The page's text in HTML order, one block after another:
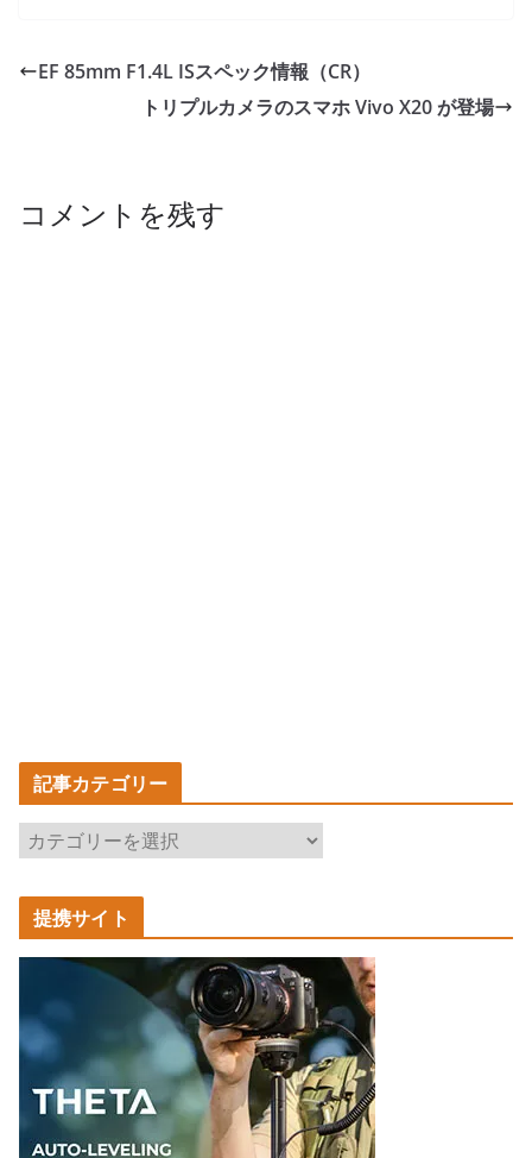
EF 85mm F1.4L ISスペック情報（CR）
トリプルカメラのスマホ Vivo X20 が登場
コメントを残す
記事カテゴリー
記
事
カ
テ
ゴ
ー
提携サイト